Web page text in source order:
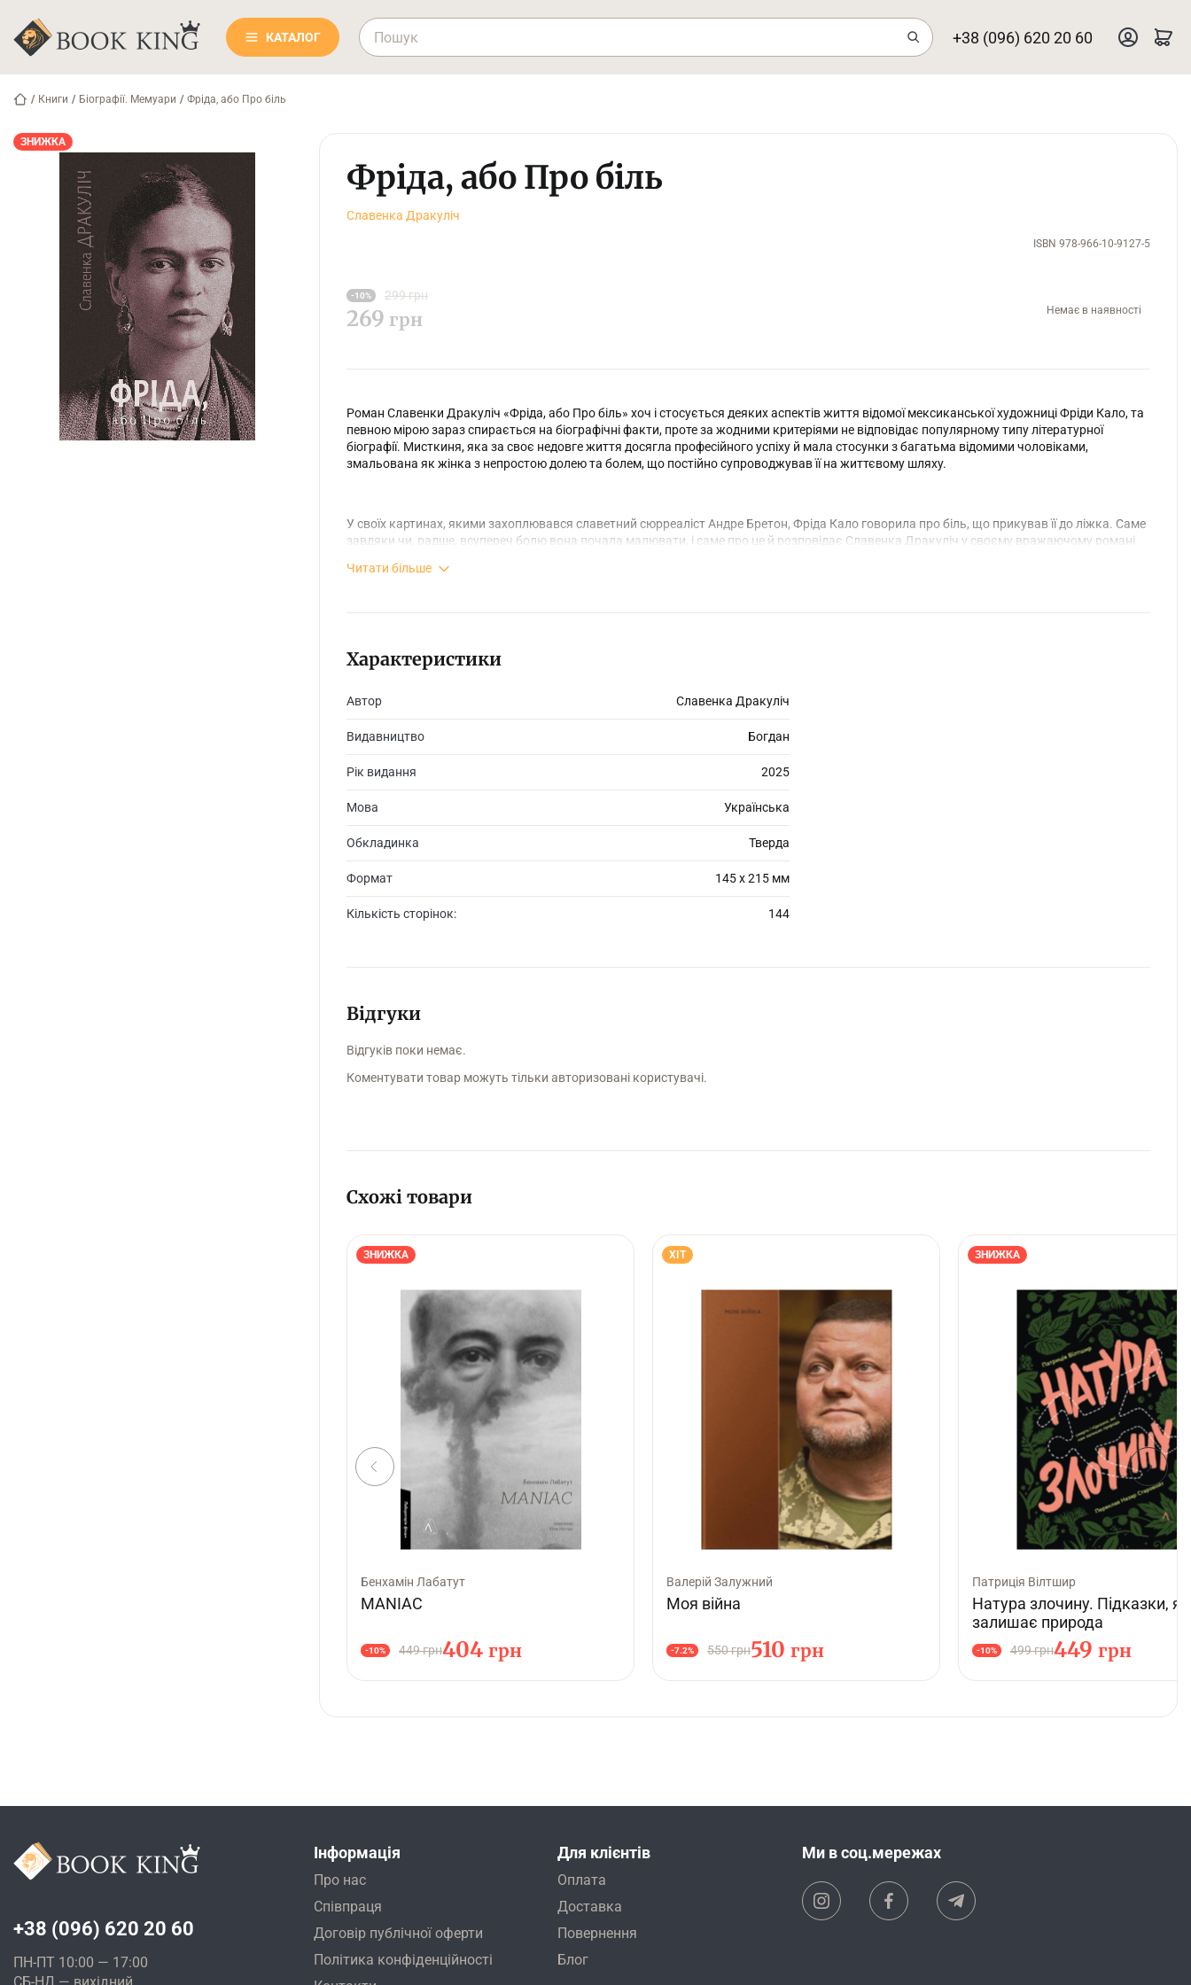
КАТАЛОГ +38 (096) 620 20 60
/ Книги / Біографії. Мемуари / Фріда, або Про біль
ЗНИЖКА
Фріда, або Про біль
Славенка Дракуліч
ISBN 978-966-10-9127-5
-10% 299 грн
269 грн Немає в наявності
Роман Славенки Дракуліч «Фріда, або Про біль» хоч і стосується деяких аспектів життя відомої мексиканської художниці Фріди Кало, та
певною мірою зараз спирається на біографічні факти, проте за жодними критеріями не відповідає популярному типу літературної
біографії. Мисткиня, яка за своє недовге життя досягла професійного успіху й мала стосунки з багатьма відомими чоловіками,
змальована як жінка з непростою долею та болем, що постійно супроводжував її на життєвому шляху.
У своїх картинах, якими захоплювався славетний сюрреаліст Андре Бретон, Фріда Кало говорила про біль, що прикував її до ліжка. Саме
завдяки чи, радше, всупереч болю вона почала малювати, і саме про це й розповідає Славенка Дракуліч у своєму вражаючому романі.
Читати більше
Характеристики
Автор Славенка Дракуліч
Видавництво Богдан
Рік видання 2025
Мова Українська
Обкладинка Тверда
Формат 145 х 215 мм
Кількість сторінок: 144
Відгуки
Відгуків поки немає.
Коментувати товар можуть тільки авторизовані користувачі.
Схожі товари
ЗНИЖКА
Бенхамін Лабатут
MANIAC
449 грн
-10% 404 грн
ХІТ
Валерій Залужний
Моя війна
550 грн
-7.2% 510 грн
ЗНИЖКА
Патриція Вілтшир
Натура злочину. Підказки,
залишає природа
499 грн
-10% 449 грн
+38 (096) 620 20 60
ПН-ПТ 10:00 — 17:00
Інформація
Про нас
Співпраця
Договір публічної оферти
Політика конфіденційності
Для клієнтів
Оплата
Доставка
Повернення
Блог
Ми в соц.мережах